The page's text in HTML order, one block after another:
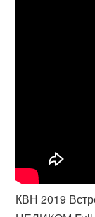
КВН 2019